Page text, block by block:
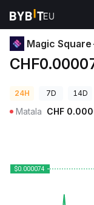
Kryptohinnat Magic
Magic
24H 7D 14D
Matala CHF